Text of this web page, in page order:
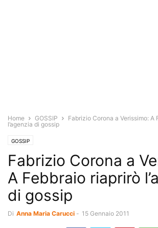
Home GOSSIP
Fabrizio Corona a Verissimo: A
l’agenzia di gossip
GOSSIP
Fabrizio Corona a
A Febbraio riaprirò
di gossip
Di Anna Maria Carucci - 15 Gennaio 2011